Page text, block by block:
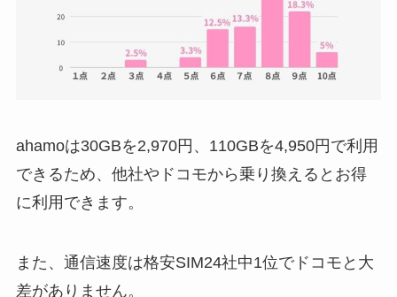
ahamoは30GBを2,970円、110GBを4,950円で利用
できるため、他社やドコモから乗り換えるとお得
に利用できます。
また、通信速度は格安SIM24社中1位でドコモと大
差がありません。